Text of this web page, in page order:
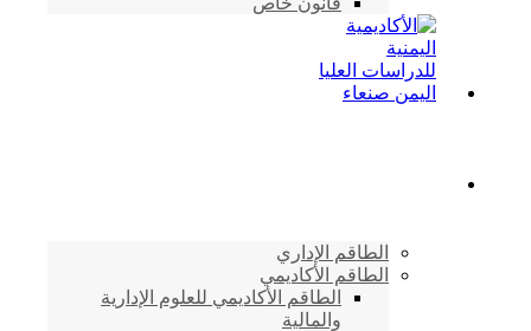
الطاقم الإداري
الطاقم الأكاديمي
الطاقم الأكاديمي للعلوم الإدارية
والمالية